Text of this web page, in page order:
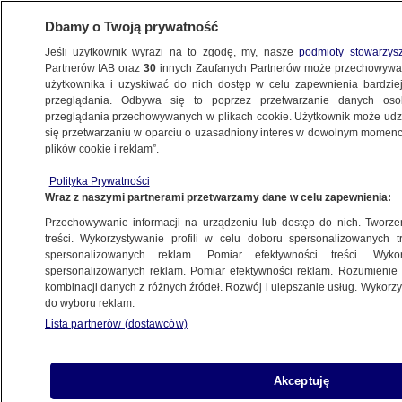
RZESZÓW
9.07.2026, 07:58
Posłuchaj artykułu
Czyta lektor AI
Dbamy o Twoją prywatność
Jeśli użytkownik wyrazi na to zgodę, my, naszepodmioty
Partnerów IAB oraz30 innych Zaufanych Partnerów może
użytkownika i uzyskiwać do nich dostęp w celu zapewnienia
przeglądania. Odbywa się to poprzez przetwarzanie danych
przeglądania przechowywanych w plikach cookie. Użytkownik może
się przetwarzaniu w oparciu o uzasadniony interes w dowolnym
plików cookie i reklam”.
Polityka Prywatności
Wraz z naszymi partnerami przetwarzamy dane w celu zapewnienia:
Przechowywanie informacji na urządzeniu lub dostęp do nich.
treści. Wykorzystywanie profili w celu doboru spersonalizowanych
spersonalizowanych reklam. Pomiar efektywności treści.
spersonalizowanych reklam. Pomiar efektywności reklam.
kombinacji danych z różnych źródeł. Rozwój i ulepszanie usług.
do wyboru reklam.
Lista partnerów (dostawców)
Akceptuję